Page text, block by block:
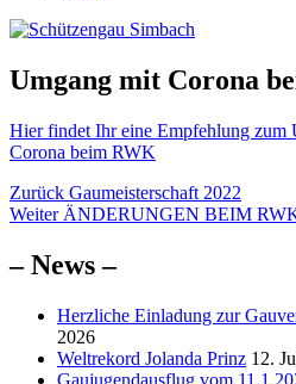
Umgang mit Corona
Hier findet Ihr eine Empfehlung zum
Corona beim RWK
Beitragsnavigation
Zurück Vorheriger
Beitrag:
Gaumeisterschaft 2022
Weiter Nächster
ÄNDERUNGEN BEIM
– News –
Herzliche Einladung zur
2026
Weltrekord Jolanda Prinz 12.
Gaujugendausflug vom